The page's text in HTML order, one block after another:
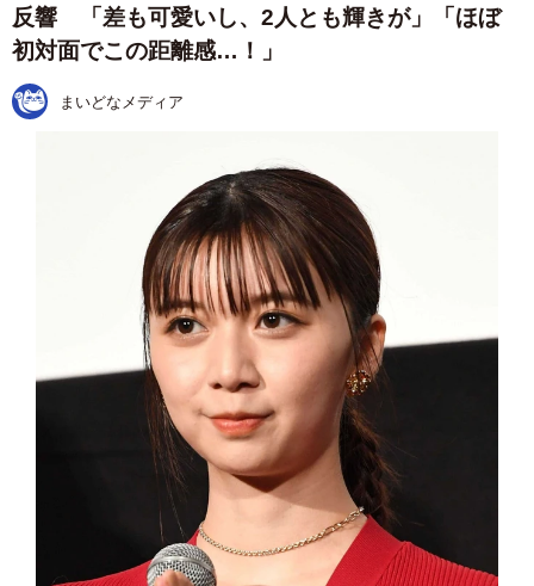
反響 「差も可愛いし、2人とも輝きが」「ほぼ
初対面でこの距離感…！」
まいどなメディア